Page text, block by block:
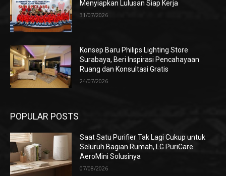
Menyiapkan Lulusan Siap Kerja
31/07/2026
Konsep Baru Philips Lighting Store
Surabaya, Beri Inspirasi Pencahayaan
Ruang dan Konsultasi Gratis
24/07/2026
POPULAR POSTS
Saat Satu Purifier Tak Lagi Cukup untuk
Seluruh Bagian Rumah, LG PuriCare
AeroMini Solusinya
07/08/2026